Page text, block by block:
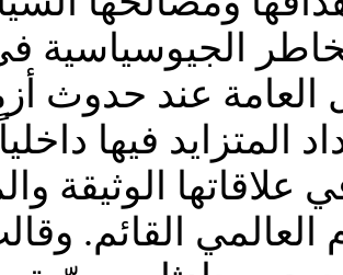
العامة عند حدوث
المتزايد فيها
الوثيقة
القائم.